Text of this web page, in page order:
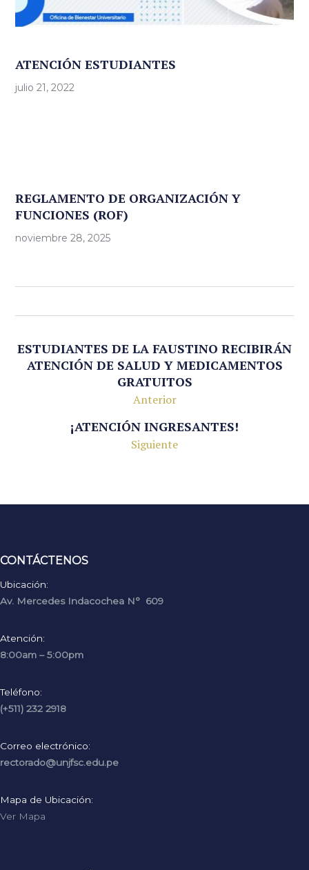
ATENCIÓN ESTUDIANTES
julio 21, 2022
REGLAMENTO DE ORGANIZACIÓN Y
FUNCIONES (ROF)
noviembre 28, 2025
ESTUDIANTES DE LA FAUSTINO RECIBIRÁN
ATENCIÓN DE SALUD Y MEDICAMENTOS
GRATUITOS
Anterior
¡ATENCIÓN INGRESANTES!
Siguiente
CONTÁCTENOS
Ubicación:
Av. Mercedes Indacochea N° 609
Atención:
8:00am – 5:00pm
Teléfono:
(+511) 232 2918
Correo electrónico:
rectorado@unjfsc.edu.pe
Mapa de Ubicación:
Ver Mapa